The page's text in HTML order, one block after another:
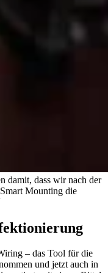
damit, dass wir nach der
Mounting die
– das Tool für die
und jetzt auch in